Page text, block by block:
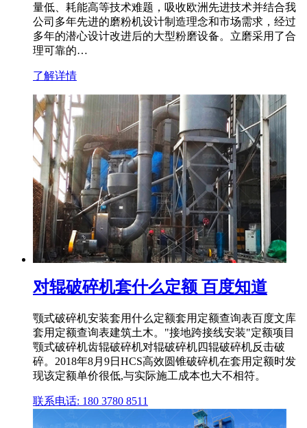
量低、耗能高等技术难题，吸收欧洲先进技术并结合我
公司多年先进的磨粉机设计制造理念和市场需求，经过
多年的潜心设计改进后的大型粉磨设备。立磨采用了合
理可靠的…
了解详情
对辊破碎机套什么定额 百度知道
颚式破碎机安装套用什么定额套用定额查询表百度文库
套用定额查询表建筑土木。"接地跨接线安装"定额项目
颚式破碎机齿辊破碎机对辊破碎机四辊破碎机反击破
碎。2018年8月9日HCS高效圆锥破碎机在套用定额时发
现该定额单价很低,与实际施工成本也大不相符。
联系电话: 180 3780 8511